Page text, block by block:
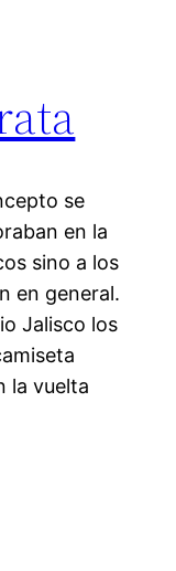
se
en la
sino a los
en general.
Jalisco los
la vuelta